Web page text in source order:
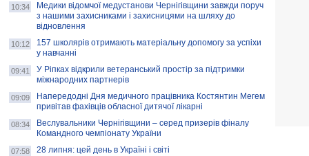
10:34
Медики відомчої медустанови Чернігівщини завжди поруч
з нашими захисниками і захисницями на шляху до
відновлення
10:12
157 школярів отримають матеріальну допомогу за успіхи
у навчанні
09:41
У Ріпках відкрили ветеранський простір за підтримки
міжнародних партнерів
09:09
Напередодні Дня медичного працівника Костянтин Мегем
привітав фахівців обласної дитячої лікарні
08:34
Веслувальники Чернігівщини – серед призерів фіналу
Командного чемпіонату України
07:58 28 липня: цей день в Україні і світі